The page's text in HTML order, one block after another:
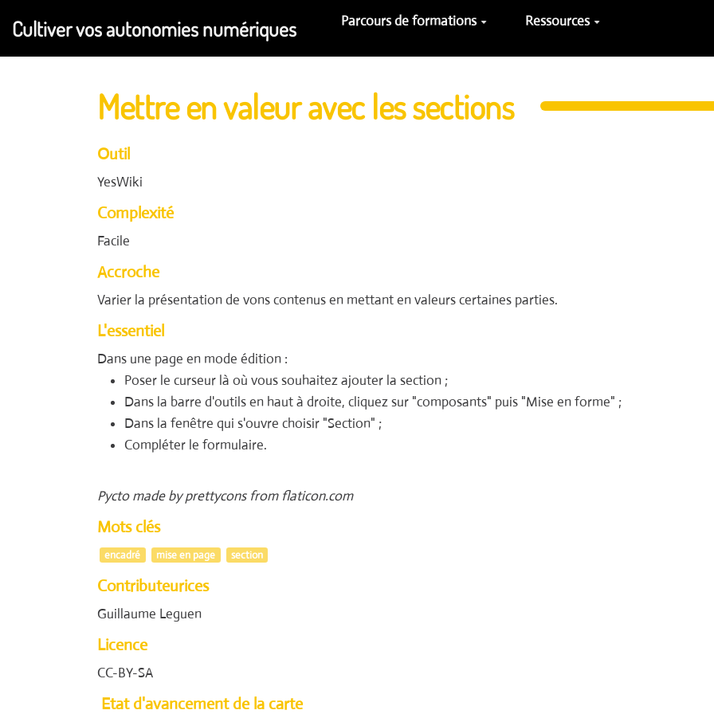
Aller au contenu principal
Cultiver vos autonomies numériques Parcours de formations Ressources
Mettre en valeur avec les sections
Outil
YesWiki
Complexité
Facile
Accroche
Varier la présentation de vons contenus en mettant en valeurs certaines parties.
L'essentiel
Dans une page en mode édition :
Poser le curseur là où vous souhaitez ajouter la section ;
Dans la barre d'outils en haut à droite, cliquez sur "composants" puis "Mise en forme" ;
Dans la fenêtre qui s'ouvre choisir "Section" ;
Compléter le formulaire.
Pycto made by prettycons from flaticon.com
Mots clés
encadré mise en page section
Contributeurices
Guillaume Leguen
Licence
CC-BY-SA
Etat d'avancement de la carte